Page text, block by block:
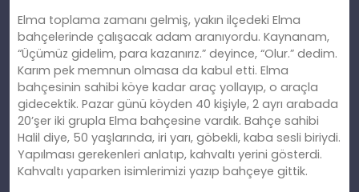
Elma toplama zamanı gelmiş, yakın ilçedeki Elma
bahçelerinde çalışacak adam aranıyordu. Kaynanam,
“Üçümüz gidelim, para kazanırız.” deyince, “Olur.” dedim.
Karım pek memnun olmasa da kabul etti. Elma
bahçesinin sahibi köye kadar araç yollayıp, o araçla
gidecektik. Pazar günü köyden 40 kişiyle, 2 ayrı arabada
20’şer iki grupla Elma bahçesine vardık. Bahçe sahibi
Halil diye, 50 yaşlarında, iri yarı, göbekli, kaba sesli biriydi.
Yapılması gerekenleri anlatıp, kahvaltı yerini gösterdi.
Kahvaltı yaparken isimlerimizi yazıp bahçeye gittik.